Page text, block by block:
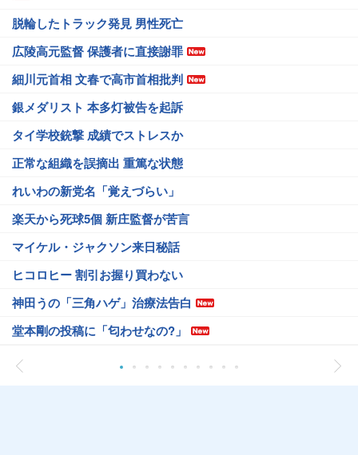
脱輪したトラック発見 男性死亡
広陵高元監督 保護者に直接謝罪
細川元首相 文春で高市首相批判
銀メダリスト 本多灯被告を起訴
タイ学校銃撃 成績でストレスか
正常な組織を誤摘出 重篤な状態
れいわの新党名「覚えづらい」
楽天から死球5個 新庄監督が苦言
マイケル・ジャクソン来日秘話
ヒコロヒー 割引お握り買わない
神田うの「三角ハゲ」治療法告白
堂本剛の投稿に「匂わせなの?」